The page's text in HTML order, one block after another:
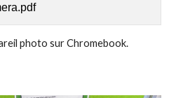
photo sur Chromebook.